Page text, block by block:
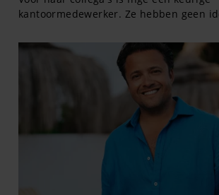
gebruiken.